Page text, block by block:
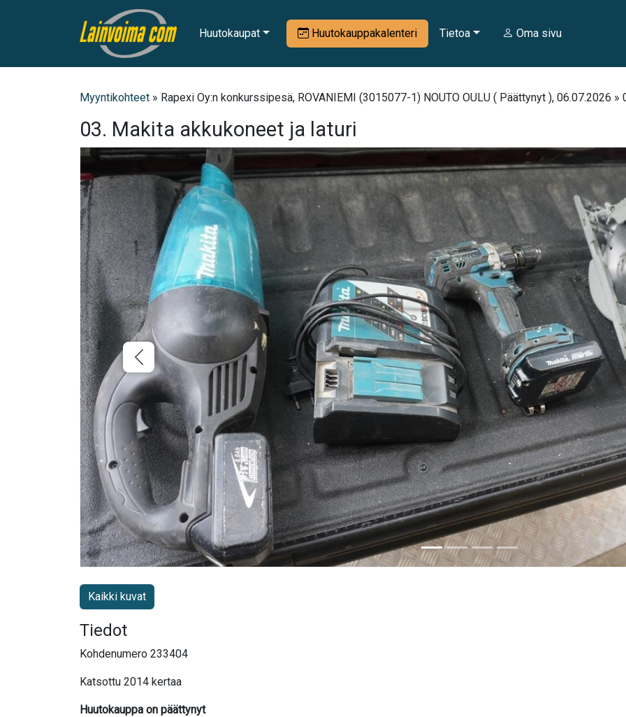
Huutokaupat Huutokauppakalenteri Tietoa Oma sivu
Myyntikohteet » Rapexi Oy:n konkurssipesä, ROVANIEMI (3015077-1) NOUTO OULU ( Päättynyt ), 06.07.2026
03. Makita akkukoneet ja laturi
Kaikki kuvat
Tiedot
Kohdenumero 233404
Katsottu 2014 kertaa
Huutokauppa on päättynyt